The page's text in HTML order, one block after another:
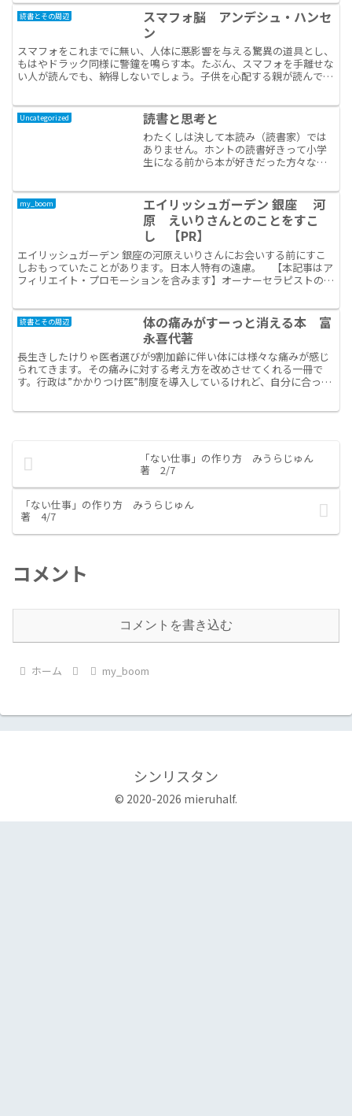
れる人が肩身の狭い思いをしていた時
代。令和は、エスカレーター...
読書とその周辺
スマフォ脳 アンデシュ・ハンセ
ン
スマフォをこれまでに無い、人体に悪影響を与える驚異の道具とし、
もはやドラック同様に警鐘を鳴らす本。たぶん、スマフォを手離せな
い人が読んでも、納得しないでしょう。子供を心配する親が読んで注
Uncategorized 読書と思考と
わたくしは決して本読み（読書家）では
ありません。ホントの読書好きって小学
生になる前から本が好きだった方々なの
つけたので、文章はヘタですし、概念＝
言葉も知らないし、モノホ...
my_boom
エイリッシュガーデン 銀座 河
原 えいりさんとのことをすこ
し 【PR】
エイリッシュガーデン 銀座の河原えいりさんにお会いする前にすこ
しおもっていたことがあります。日本人特有の遠慮。 【本記事はア
フィリエイト・プロモーションを含みます】オーナーセラピストの河
読書とその周辺
体の痛みがすーっと消える本 富
永喜代著
長生きしたけりゃ医者選びが9割加齢に伴い体には様々な痛みが感じ
られてきます。その痛みに対する考え方を改めさせてくれる一冊で
す。行政は”かかりつけ医”制度を導入しているけれど、自分に合った
「ない仕事」の作り方 みうらじゅん
著 2/7
「ない仕事」の作り方 みうらじゅん
著 4/7
コメント
コメントを書き込む
ホーム my_boom
シンリスタン
© 2020-2026 mieruhalf.